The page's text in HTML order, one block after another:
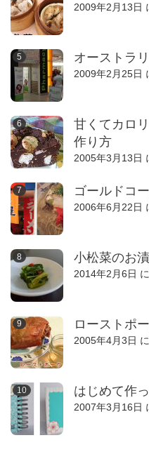
2009年2月13日
オーストラ
2009年2月25日
甘くてカロ
作り方
2005年3月13日
ゴールドコ
2006年6月22日
小松菜のお
2014年2月6日
ローストポ
2005年4月3日
はじめて作
2007年3月16日